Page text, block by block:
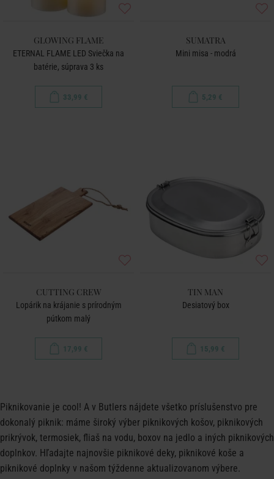
GLOWING FLAME
ETERNAL FLAME LED Sviečka na
batérie, súprava 3 ks
33,99 €
SUMATRA
Mini misa - modrá
5,29 €
CUTTING CREW
Lopárik na krájanie s prírodným
pútkom malý
17,99 €
TIN MAN
Desiatový box
15,99 €
Piknikovanie je cool! A v Butlers nájdete všetko príslušenstvo pre
dokonalý piknik: máme široký výber piknikových košov, piknikových
prikrývok, termosiek, fliaš na vodu, boxov na jedlo a iných piknikových
doplnkov. Hľadajte najnovšie piknikové deky, piknikové koše a
piknikové doplnky v našom týždenne aktualizovanom výbere.